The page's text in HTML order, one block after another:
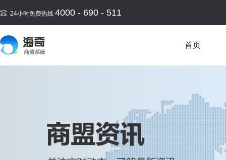
24小时免费热线 4000 - 690 - 511
首页